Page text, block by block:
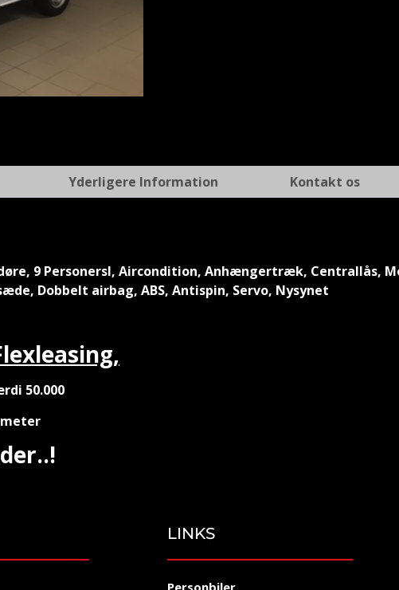
Yderligere Information Kontakt os
døre, 9 Personersl, Aircondition, Anhængertræk, Centrallås,
Dobbelt airbag, ABS, Antispin, Servo, Nysynet
50.000
LINKS
Personbiler